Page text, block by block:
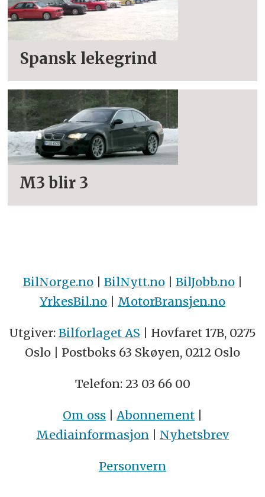
Spansk lekegrind
M3 blir 3
BilNorge.no| BilNytt.no| BilJobb.no|
YrkesBil.no | MotorBransjen.no
Utgiver: Bilforlaget AS | Hovfaret 17B, 0275
Oslo | Postboks 63 Skøyen, 0212 Oslo
Telefon: 23 03 66 00
Om oss | Abonnement |
Mediainformasjon | Nyhetsbrev
Personvern